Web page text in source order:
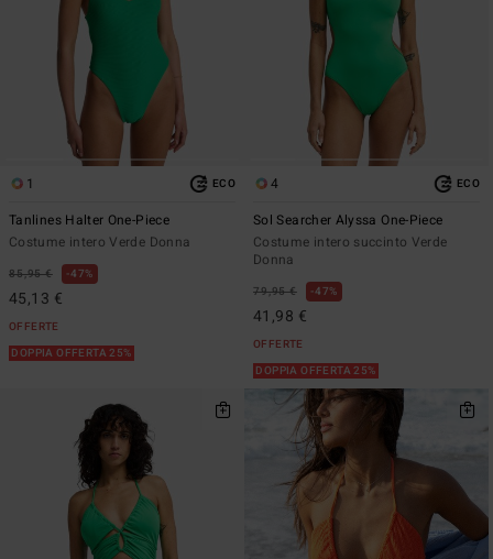
1 ECO
Tanlines Halter One-Piece
Costume intero Verde Donna
85,95 € 47%
45,13 €
OFFERTE
DOPPIA OFFERTA 25%
4 ECO
Sol Searcher Alyssa One-Piece
Costume intero succinto Verde
Donna
79,95 € 47%
41,98 €
OFFERTE
DOPPIA OFFERTA 25%